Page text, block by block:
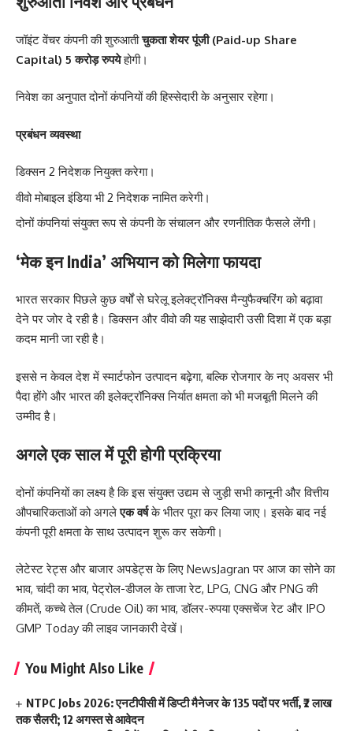
जॉइंट वेंचर कंपनी की शुरुआतीचुकता शेयर पूंजी (Paid-up Share
Capital) 5 करोड़ रुपयेहोगी।
निवेश का अनुपात दोनों कंपनियों की हिस्सेदारी के अनुसार रहेगा।
प्रबंधन व्यवस्था
डिक्सन 2 निदेशक नियुक्त करेगा।
वीवो मोबाइल इंडिया भी 2 निदेशक नामित करेगी।
दोनों कंपनियां संयुक्त रूप से कंपनी के संचालन और रणनीतिक फैसले लेंगी।
‘मेक इन India’ अभियान को मिलेगा फायदा
भारत सरकार पिछले कुछ वर्षों से घरेलू इलेक्ट्रॉनिक्स मैन्युफैक्चरिंग को बढ़ावा
देने पर जोर दे रही है। डिक्सन और वीवो की यह साझेदारी उसी दिशा में एक बड़ा
कदम मानी जा रही है।
इससे न केवल देश में स्मार्टफोन उत्पादन बढ़ेगा, बल्कि रोजगार के नए अवसर भी
पैदा होंगे और भारत की इलेक्ट्रॉनिक्स निर्यात क्षमता को भी मजबूती मिलने की
उम्मीद है।
अगले एक साल में पूरी होगी प्रक्रिया
दोनों कंपनियों का लक्ष्य है कि इस संयुक्त उद्यम से जुड़ी सभी कानूनी और वित्तीय
औपचारिकताओं को अगलेएक वर्षके भीतर पूरा कर लिया जाए। इसके बाद नई
कंपनी पूरी क्षमता के साथ उत्पादन शुरू कर सकेगी।
लेटेस्ट रेट्स और बाजार अपडेट्स के लिए NewsJagran पर आज कासोने का
भाव,चांदी का भाव,पेट्रोल-डीजल के ताजा रेट, LPG, CNG और PNG की
कीमतें,कच्चे तेल (Crude Oil) का भाव,डॉलर-रुपया एक्सचेंज रेट और IPO
GMP Todayकी लाइव जानकारी देखें।
You Might Also Like
NTPC Jobs 2026: एनटीपीसी में डिप्टी मैनेजर के 135 पदों पर भर्ती, ₹2 लाख
तक सैलरी; 12 अगस्त से आवेदन